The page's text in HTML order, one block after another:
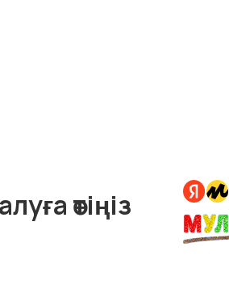
өтіңіз